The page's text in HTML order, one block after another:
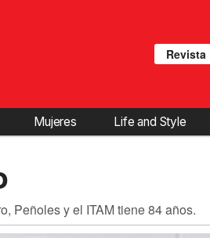
Revista
Mujeres Life and Style
Peñoles y el ITAM tiene 84 años.